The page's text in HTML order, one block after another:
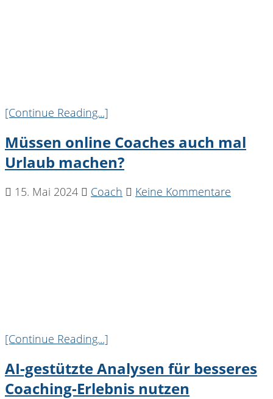
[Continue Reading...]
Müssen online Coaches auch mal
Urlaub machen?
15. Mai 2024 Coach Keine Kommentare
[Continue Reading...]
AI-gestützte Analysen für besseres
Coaching-Erlebnis nutzen